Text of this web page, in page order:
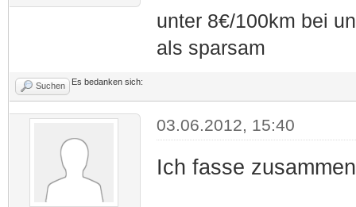
unter 8€/100km bei
als sparsam
Suchen Es bedanken sich:
03.06.2012, 15:40
Ich fasse